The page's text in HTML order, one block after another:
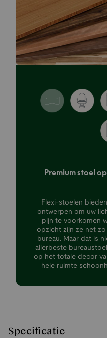
Premium stoel
Flexi-stoelen
ontwerpen om uw
pijn te voorkomen
opzicht zijn ze net zo
bureau. Maar dat is
allerbeste
op het totale decor
hele ruimte
Specificatie